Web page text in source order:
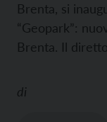
Brenta, si
“Geopark”:
Brenta. Il
di